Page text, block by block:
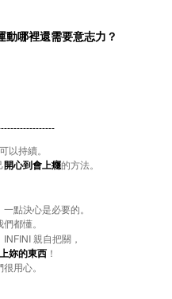
哪裡還需要意志力？
以持續。
開心到會上癮的方法。
點決心是必要的。
都懂。
INFINI親自把關，
妳的東西 ！
用心。